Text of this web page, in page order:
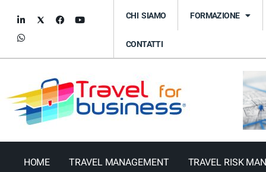
CHI SIAMO FORMAZIONE
CONTATTI
HOME TRAVEL MANAGEMENT TRAVEL RISK